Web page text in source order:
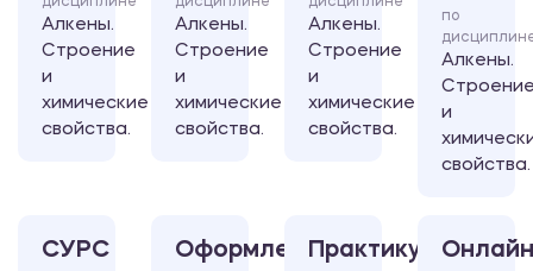
Алкены.
Строение
и
химические
свойства.
Алкены.
Строение
и
химические
свойства.
Алкены.
Строение
и
химические
свойства.
по
Алкены.
и
свойства.
СУРС
ОформлениеПрактикум